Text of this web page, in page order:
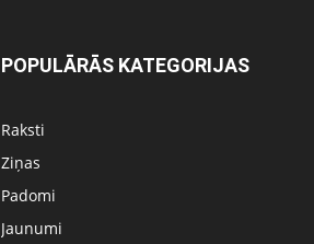
POPULĀRĀS KATEGORIJAS
Raksti
Ziņas
Padomi
Jaunumi